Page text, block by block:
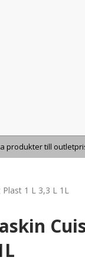
produkter till
1 L 3,3 L 1L